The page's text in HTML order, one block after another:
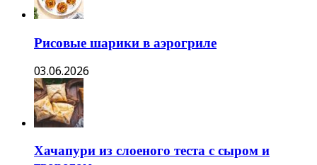
Рисовые шарики в аэрогриле
03.06.2026
Хачапури из слоеного теста с сыром и